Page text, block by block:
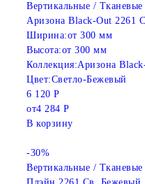
Вертикальные / Тканевые
Аризона Black-Out 2261
Ширина:от 300 мм
Высота:от 300 мм
Коллекция:Аризона
Цвет:Светло-Бежевый
6 120 Р
от4 284 Р
В корзину
-30%
Вертикальные / Тканевые